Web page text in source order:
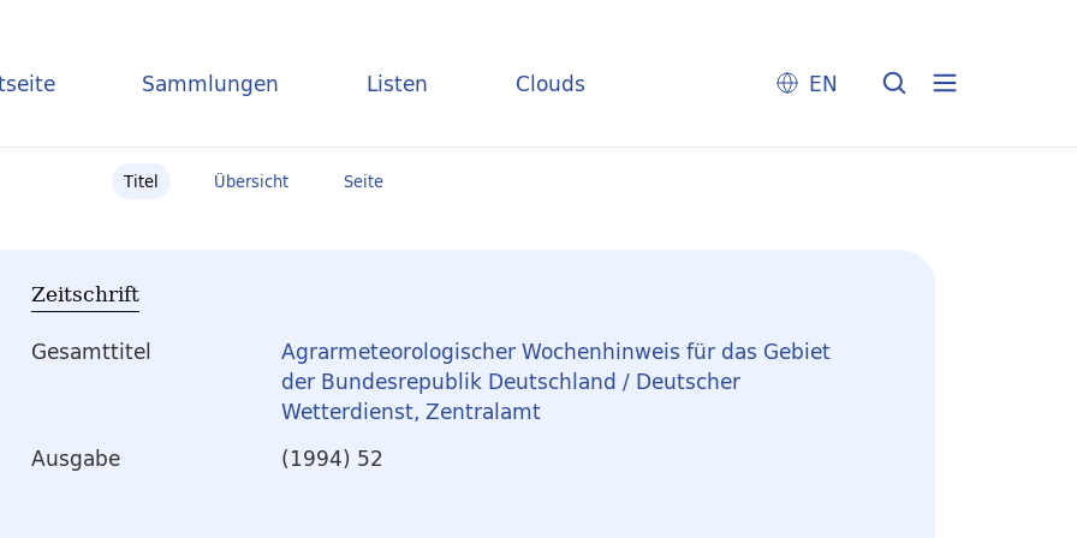
Sammlungen Listen Clouds EN
Titel Übersicht Seite
Zeitschrift
Gesamttitel
Agrarmeteorologischer Wochenhinweis für das Gebiet
der Bundesrepublik Deutschland / Deutscher
Wetterdienst, Zentralamt
Ausgabe
(1994) 52